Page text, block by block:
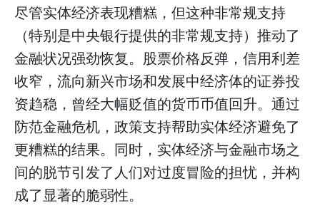
尽管实体经济表现糟糕，但这种非常规支持
（特别是中央银行提供的非常规支持）推动了
金融状况强劲恢复。股票价格反弹，信用利差
收窄，流向新兴市场和发展中经济体的证券投
资趋稳，曾经大幅贬值的货币币值回升。通过
防范金融危机，政策支持帮助实体经济避免了
更糟糕的结果。同时，实体经济与金融市场之
间的脱节引发了人们对过度冒险的担忧，并构
成了显著的脆弱性。